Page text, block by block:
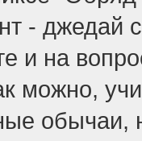
- джедай
и на
можно,
обычаи,